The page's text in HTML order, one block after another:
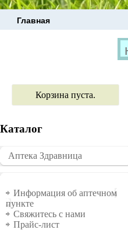
Главная
Корзина пуста.
Каталог
�������
Аптека Здравница
Информация
Информация об аптечном
пункте
Свяжитесь с нами
Прайс-лист